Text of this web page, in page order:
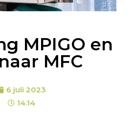
MPIGO en
MFC
6 juli 2023
14:14